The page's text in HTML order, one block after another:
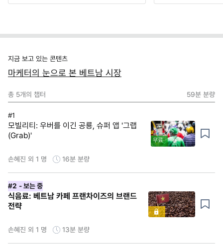
지금 보고 있는 콘텐츠
마케터의 눈으로 본 베트남 시장
총 5개의 챕터 59분 분량
#1
모빌리티: 우버를 이긴 공룡, 슈퍼 앱 '그랩
(Grab)'
무료
손혜진 외 1 명 16분 분량
#2 - 보는 중
식음료: 베트남 카페 프랜차이즈의 브랜드
전략
손혜진 외 1 명 13분 분량